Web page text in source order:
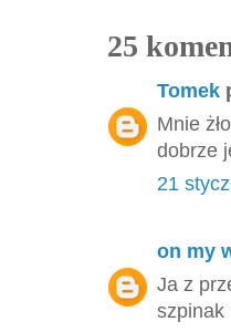
25
Tomek
Mnie
dobrze
21
on my
Ja z
szpinak